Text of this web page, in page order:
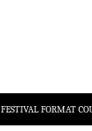
FESTIVAL FORMAT